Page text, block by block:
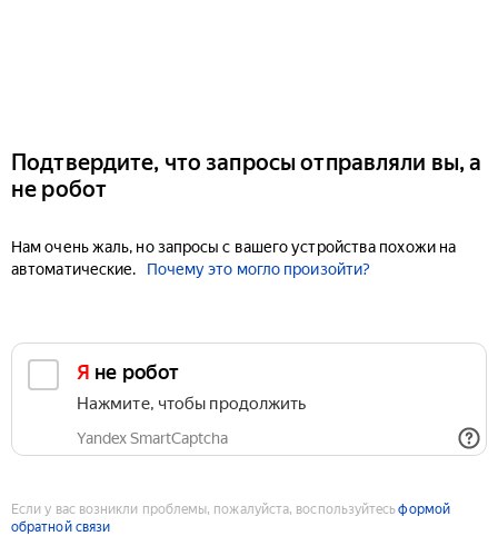
Подтвердите, что запросы отправляли вы, а
не робот
Нам очень жаль, но запросы с вашего устройства похожи на
автоматические.
Почему это могло произойти?
Я не робот
Нажмите, чтобы продолжить
Yandex SmartCaptcha
Если у вас возникли проблемы, пожалуйста, воспользуйтесьформой
обратной связи